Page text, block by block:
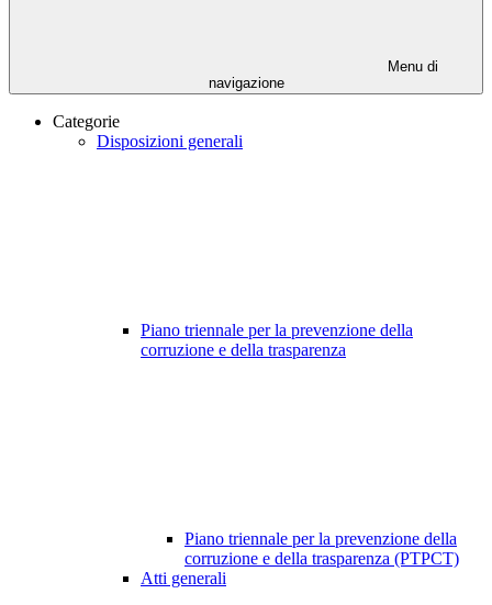
Menu di
navigazione
Categorie
Disposizioni generali
Piano triennale per la prevenzione della
corruzione e della trasparenza
Piano triennale per la prevenzione della
corruzione e della trasparenza (PTPCT)
Atti generali